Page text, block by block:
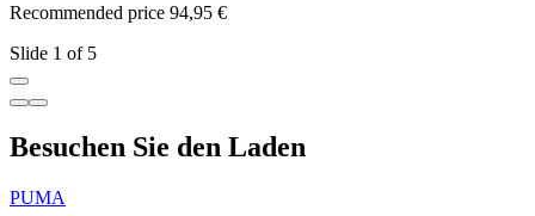
Recommended price 94,95 €
Slide 1 of 5
Besuchen Sie den Laden
PUMA